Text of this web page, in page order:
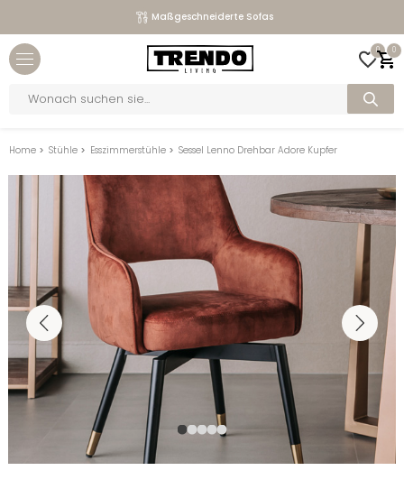
Maßgeschneiderte Sofas
0 0
search
Home > Stühle > Esszimmerstühle > Sessel Lenno Drehbar Adore Kupfer